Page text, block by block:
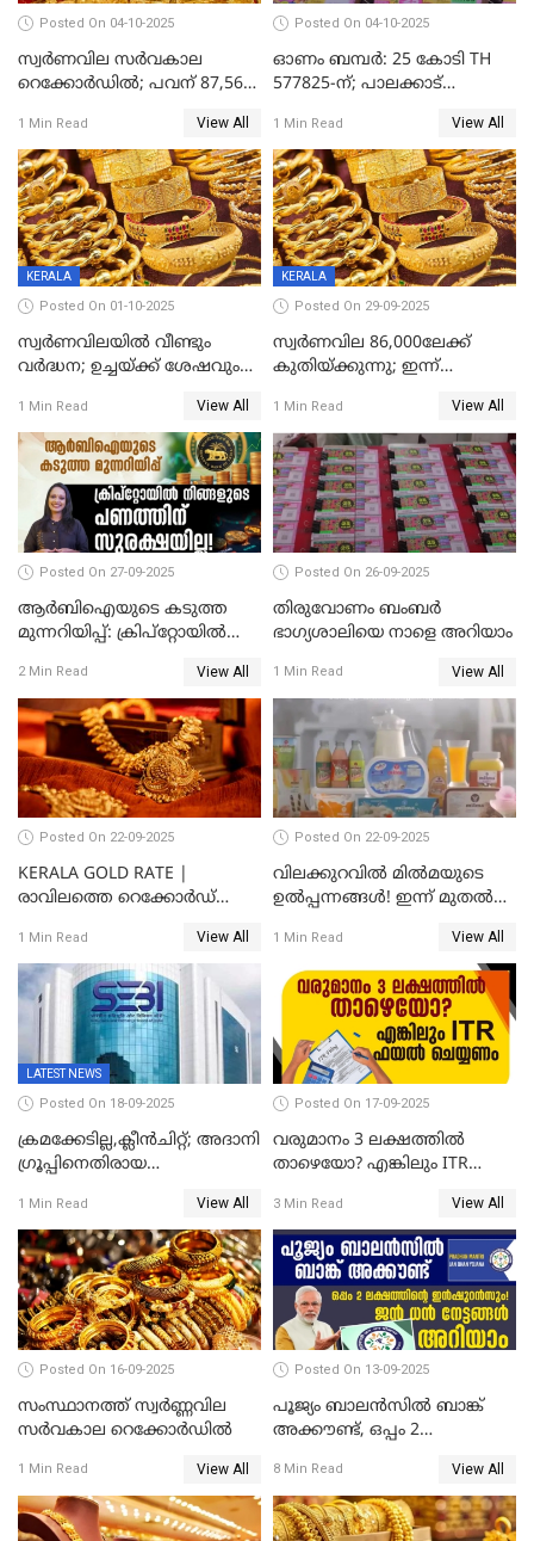
Posted On 04-10-2025
സ്വര്‍ണവില സര്‍വകാല
റെക്കോര്‍ഡില്‍; പവന് 87,560
1 Min Read View All
Posted On 04-10-2025
ഓണം ബമ്പർ: 25 കോടി TH
577825-ന്; പാലക്കാട്
മുന്നിൽ
1 Min Read View All
KERALA
Posted On 01-10-2025
സ്വർണവിലയിൽ വീണ്ടും
വർദ്ധന; ഉച്ചയ്ക്ക് ശേഷവും
കൂടിയത് പവന് 2,760 രൂപ
1 Min Read View All
KERALA
Posted On 29-09-2025
സ്വര്‍ണവില 86,000ലേക്ക്
കുതിയ്ക്കുന്നു; ഇന്ന്
1040 രൂപ
1 Min Read View All
Posted On 27-09-2025
ആർബിഐയുടെ കടുത്ത
മുന്നറിയിപ്പ്: ക്രിപ്റ്റോയിൽ
സുരക്ഷയില്ല!
2 Min Read View All
Posted On 26-09-2025
തിരുവോണം ബംബര്‍
ഭാഗ്യശാലിയെ നാളെ അറിയാം
1 Min Read View All
Posted On 22-09-2025
KERALA GOLD RATE |
രാവിലത്തെ റെക്കോർഡ്
തവണ കൂടി; പവൻ വില
83,000 ലേക്ക്
1 Min Read View All
Posted On 22-09-2025
വിലക്കുറവിൽ മിൽമയുടെ
ഉൽപ്പന്നങ്ങൾ! ഇന്ന് മുതൽ
ഉപഭോക്താക്കൾക്ക്
1 Min Read View All
LATEST NEWS
Posted On 18-09-2025
ക്രമക്കേടില്ല,ക്ലീൻചിറ്റ്; അദാനി
​ഗ്രൂപ്പിനെതിരായ
തള്ളി സെബി
1 Min Read View All
Posted On 17-09-2025
വരുമാനം 3 ലക്ഷത്തിൽ
താഴെയോ? എങ്കിലും ITR
3 Min Read View All
Posted On 16-09-2025
സംസ്ഥാനത്ത് സ്വര്‍ണ്ണവില
സർവകാല റെക്കോർഡിൽ
1 Min Read View All
Posted On 13-09-2025
പൂജ്യം ബാലൻസിൽ ബാങ്ക്
അക്കൗണ്ട്, ഒപ്പം 2
ജൻ ധൻ നേട്ടങ്ങൾ അറിയാം
8 Min Read View All